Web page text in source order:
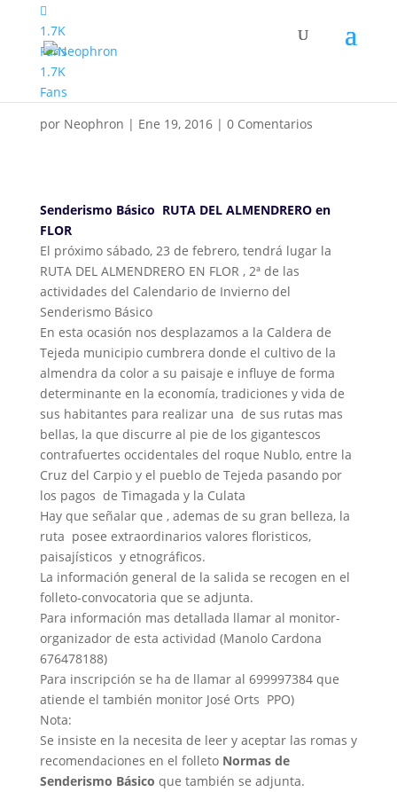
1.7K
Fans
1.7K
Fans
Senderismo Básico
Almendro en Flor
por Neophron | Ene 19, 2016| 0 Comentarios
Senderismo Básico RUTA DEL ALMENDRERO en
FLOR
El próximo sábado, 23 de febrero, tendrá lugar la
RUTA DEL ALMENDRERO EN FLOR , 2ª de las
actividades del Calendario de Invierno del
Senderismo Básico
En esta ocasión nos desplazamos a la Caldera de
Tejeda municipio cumbrera donde el cultivo de la
almendra da color a su paisaje e influye de forma
determinante en la economía, tradiciones y vida de
sus habitantes para realizar una de sus rutas mas
bellas, la que discurre al pie de los gigantescos
contrafuertes occidentales del roque Nublo, entre la
Cruz del Carpio y el pueblo de Tejeda pasando por
los pagos de Timagada y la Culata
Hay que señalar que , ademas de su gran belleza, la
ruta posee extraordinarios valores floristicos,
paisajísticos y etnográficos.
La información general de la salida se recogen en el
folleto-convocatoria que se adjunta.
Para información mas detallada llamar al monitor-
organizador de esta actividad (Manolo Cardona
676478188)
Para inscripción se ha de llamar al 699997384 que
atiende el también monitor José Orts PPO)
Nota:
Se insiste en la necesita de leer y aceptar las romas y
recomendaciones en el folleto Normas de
Senderismo Básico que también se adjunta.